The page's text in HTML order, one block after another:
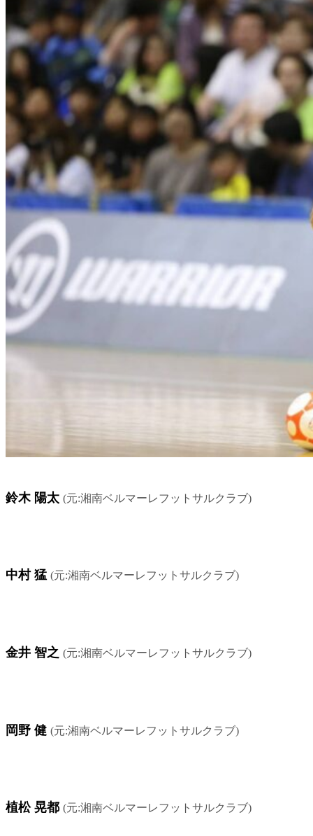
鈴木 陽太 (元:湘南ベルマーレフットサルクラブ)
中村 猛 (元:湘南ベルマーレフットサルクラブ)
金井 智之 (元:湘南ベルマーレフットサルクラブ)
岡野 健 (元:湘南ベルマーレフットサルクラブ)
植松 晃都 (元:湘南ベルマーレフットサルクラブ)